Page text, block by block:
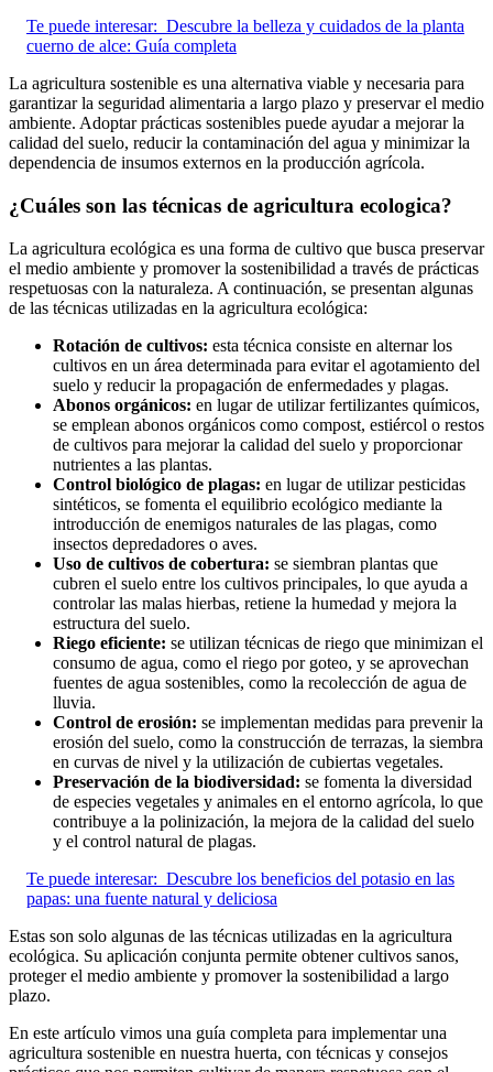
Te puede interesar: Descubre la belleza y cuidados de la planta
cuerno de alce: Guía completa
La agricultura sostenible es una alternativa viable y necesaria para
garantizar la seguridad alimentaria a largo plazo y preservar el medio
ambiente. Adoptar prácticas sostenibles puede ayudar a mejorar la
calidad del suelo, reducir la contaminación del agua y minimizar la
dependencia de insumos externos en la producción agrícola.
¿Cuáles son las técnicas de agricultura ecologica?
La agricultura ecológica es una forma de cultivo que busca preservar
el medio ambiente y promover la sostenibilidad a través de prácticas
respetuosas con la naturaleza. A continuación, se presentan algunas
de las técnicas utilizadas en la agricultura ecológica:
Rotación de cultivos: esta técnica consiste en alternar los
cultivos en un área determinada para evitar el agotamiento del
suelo y reducir la propagación de enfermedades y plagas.
Abonos orgánicos: en lugar de utilizar fertilizantes químicos,
se emplean abonos orgánicos como compost, estiércol o restos
de cultivos para mejorar la calidad del suelo y proporcionar
nutrientes a las plantas.
Control biológico de plagas: en lugar de utilizar pesticidas
sintéticos, se fomenta el equilibrio ecológico mediante la
introducción de enemigos naturales de las plagas, como
insectos depredadores o aves.
Uso de cultivos de cobertura: se siembran plantas que
cubren el suelo entre los cultivos principales, lo que ayuda a
controlar las malas hierbas, retiene la humedad y mejora la
estructura del suelo.
Riego eficiente: se utilizan técnicas de riego que minimizan el
consumo de agua, como el riego por goteo, y se aprovechan
fuentes de agua sostenibles, como la recolección de agua de
lluvia.
Control de erosión: se implementan medidas para prevenir la
erosión del suelo, como la construcción de terrazas, la siembra
en curvas de nivel y la utilización de cubiertas vegetales.
Preservación de la biodiversidad: se fomenta la diversidad
de especies vegetales y animales en el entorno agrícola, lo que
contribuye a la polinización, la mejora de la calidad del suelo
y el control natural de plagas.
Te puede interesar: Descubre los beneficios del potasio en las
papas: una fuente natural y deliciosa
Estas son solo algunas de las técnicas utilizadas en la agricultura
ecológica. Su aplicación conjunta permite obtener cultivos sanos,
proteger el medio ambiente y promover la sostenibilidad a largo
plazo.
En este artículo vimos una guía completa para implementar una
agricultura sostenible en nuestra huerta, con técnicas y consejos